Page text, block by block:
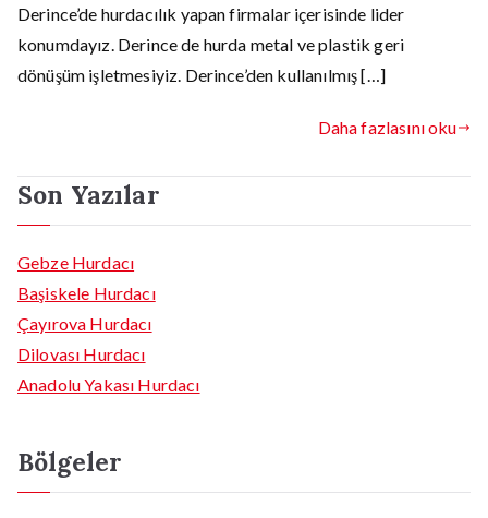
Derince’de hurdacılık yapan firmalar içerisinde lider
konumdayız. Derince de hurda metal ve plastik geri
dönüşüm işletmesiyiz. Derince’den kullanılmış […]
Daha fazlasını oku
Son Yazılar
Gebze Hurdacı
Başiskele Hurdacı
Çayırova Hurdacı
Dilovası Hurdacı
Anadolu Yakası Hurdacı
Bölgeler